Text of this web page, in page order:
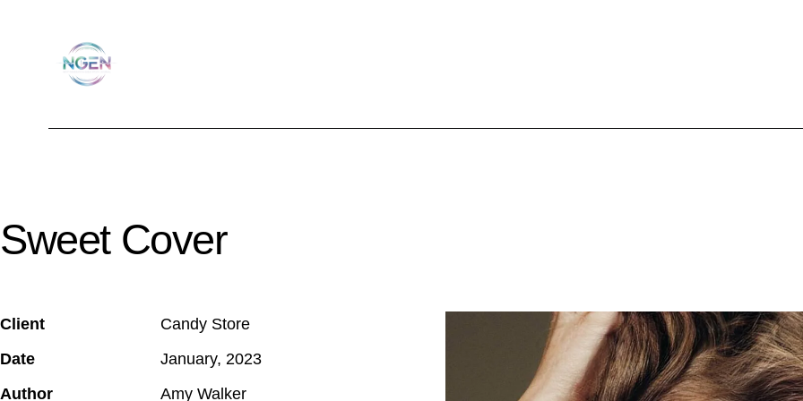
Sweet Cover
Client
Candy Store
Date
January, 2023
Author
Amy Walker